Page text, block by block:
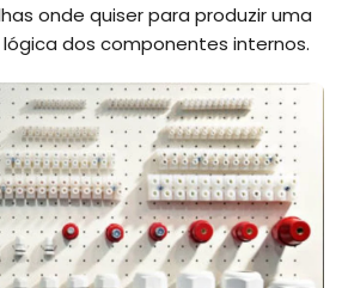
onde quiser para produzir uma
dos componentes internos.